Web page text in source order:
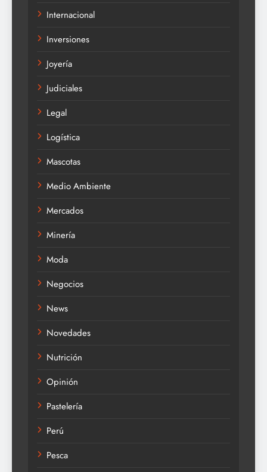
Internacional
Inversiones
Joyería
Judiciales
Legal
Logística
Mascotas
Medio Ambiente
Mercados
Minería
Moda
Negocios
News
Novedades
Nutrición
Opinión
Pastelería
Perú
Pesca